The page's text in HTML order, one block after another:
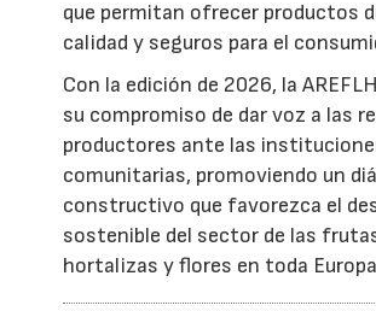
que permitan ofrecer productos
calidad y seguros para el
Con la edición de 2026, la
su compromiso de dar voz a las
productores ante las
comunitarias, promoviendo un
constructivo que favorezca el
sostenible del sector de las
hortalizas y flores en toda